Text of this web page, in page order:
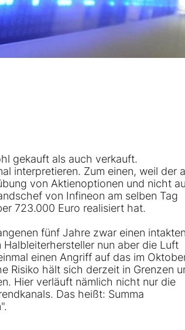
gekauft als auch verkauft.
interpretieren. Zum einen, weil der
von Aktienoptionen und nicht
von Infineon am selben Tag
723.000 Euro realisiert hat.
fünf Jahre zwar einen intakten
nun aber die Luft
einen Angriff auf das im
Risiko hält sich derzeit in Grenzen
Hier verläuft nämlich nicht nur die
Das heißt: Summa